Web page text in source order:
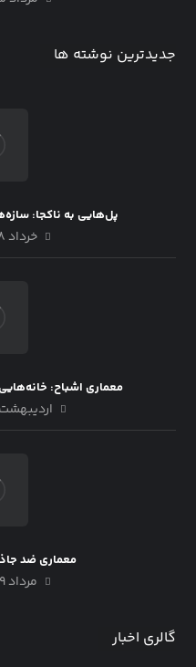
جدیدترین نوشته ها
پل‌هایی به ناکجا:
خرداد ۸, ۱۴۰۴
معماری اشباح:
اردیبهشت ۲۹,
معماری ضد
مرداد ۹, ۱۴۰۵
گالری اخبار
شهر شناور در